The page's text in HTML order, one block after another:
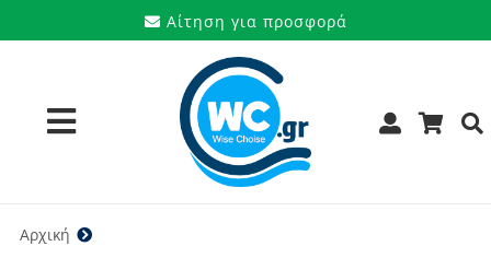
στο
Αίτηση για προσφορά
Toggle
Navigation
Προϊόντα
Αρχική